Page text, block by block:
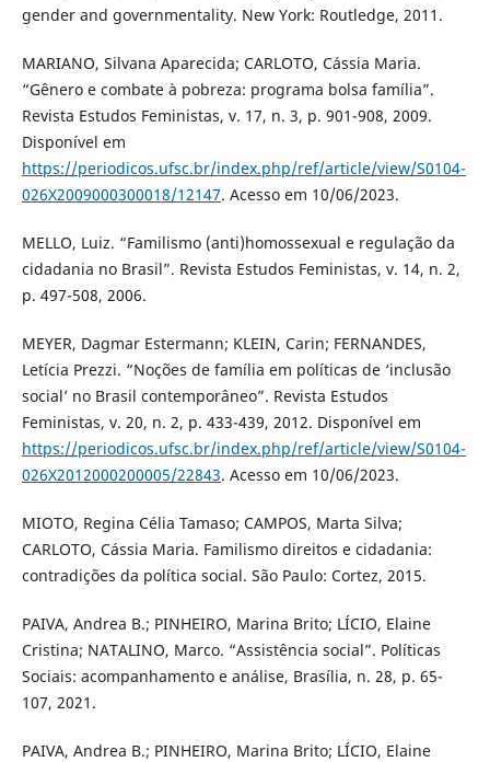
gender and governmentality. New York: Routledge, 2011.
MARIANO, Silvana Aparecida; CARLOTO, Cássia Maria.
“Gênero e combate à pobreza: programa bolsa família”.
Revista Estudos Feministas, v. 17, n. 3, p. 901-908, 2009.
Disponível em
https://periodicos.ufsc.br/index.php/ref/article/view/S0104-
026X2009000300018/12147. Acesso em 10/06/2023.
MELLO, Luiz. “Familismo (anti)homossexual e regulação da
cidadania no Brasil”. Revista Estudos Feministas, v. 14, n. 2,
p. 497-508, 2006.
MEYER, Dagmar Estermann; KLEIN, Carin; FERNANDES,
Letícia Prezzi. “Noções de família em políticas de ‘inclusão
social’ no Brasil contemporâneo”. Revista Estudos
Feministas, v. 20, n. 2, p. 433-439, 2012. Disponível em
https://periodicos.ufsc.br/index.php/ref/article/view/S0104-
026X2012000200005/22843. Acesso em 10/06/2023.
MIOTO, Regina Célia Tamaso; CAMPOS, Marta Silva;
CARLOTO, Cássia Maria. Familismo direitos e cidadania:
contradições da política social. São Paulo: Cortez, 2015.
PAIVA, Andrea B.; PINHEIRO, Marina Brito; LÍCIO, Elaine
Cristina; NATALINO, Marco. “Assistência social”. Políticas
Sociais: acompanhamento e análise, Brasília, n. 28, p. 65-
107, 2021.
PAIVA, Andrea B.; PINHEIRO, Marina Brito; LÍCIO, Elaine